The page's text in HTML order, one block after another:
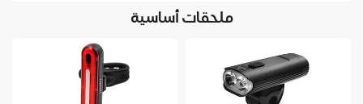
ملحقات أساسية